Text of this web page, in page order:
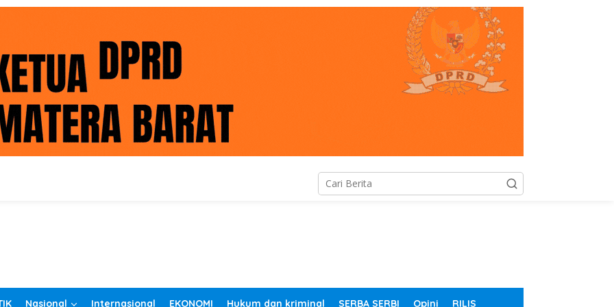
Nasional Internasional EKONOMI Hukum dan kriminal SERBA SERBI Opini RILIS